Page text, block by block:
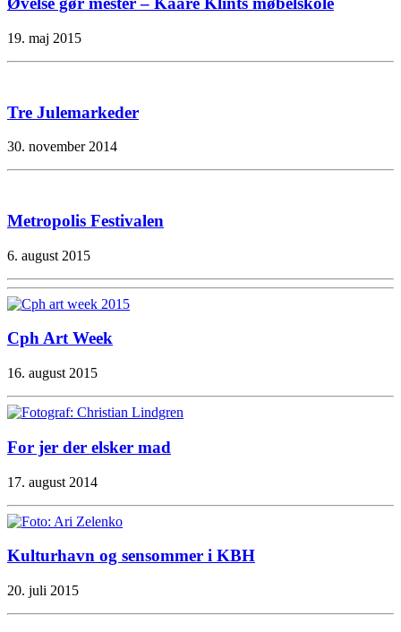
19. maj 2015
Tre Julemarkeder
30. november 2014
Metropolis Festivalen
6. august 2015
Cph Art Week
16. august 2015
For jer der elsker mad
17. august 2014
Kulturhavn og sensommer i KBH
20. juli 2015